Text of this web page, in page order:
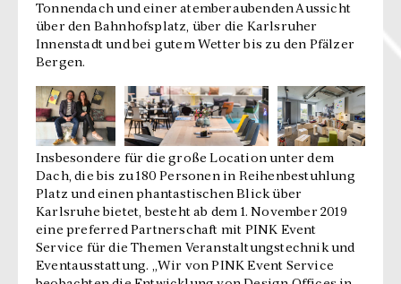
Tonnendach und einer atemberaubenden Aussicht
über den Bahnhofsplatz, über die Karlsruher
Innenstadt und bei gutem Wetter bis zu den Pfälzer
Bergen.
Insbesondere für die große Location unter dem
Dach, die bis zu 180 Personen in Reihenbestuhlung
Platz und einen phantastischen Blick über
Karlsruhe bietet, besteht ab dem 1. November 2019
eine preferred Partnerschaft mit PINK Event
Service für die Themen Veranstaltungstechnik und
Eventausstattung. „Wir von PINK Event Service